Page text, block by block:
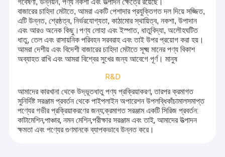
বাজারের চাহিদা মেটাতে, আমরা একটি পেশাদার প্রযুক্তিগত দল দিয়ে সজ্জিত,
এটি উন্নত, শ্রেষ্ঠত্ব, নির্ভরযোগ্যতা, কাঠামোর স্থায়িত্ব, নকশা, উপাদান
এবং আরও অনেক কিছু।পণ্য লোহা এবং ইস্পাত, ধাতুবিদ্যা, অলৌহঘটিত
ধাতু, তেল এবং রাসায়নিক পরিবহন সরবরাহ এবং তাই উপর প্রয়োগ করা হয়।
আমরা দেশীয় এবং বিদেশী বাজারের চাহিদা মেটাতে সূক্ষ্ম মানের পণ্য বিকাশ
অব্যাহত রাখি এবং আমরা বিশ্বের সুখের জন্য আবেগে পূর্ণ। মানুষ
R&D
আমাদের কারখানা থেকে উদ্ভূতধাতু পণ্য প্রক্রিয়াকরণ, তারপর ক্রমাগত
সুনির্দিষ্ট সরঞ্জাম প্রবর্তন থেকে পাইপলাইন অপারেশন উপলব্ধিকাঁচামালসমাপ্ত
পণ্যের গভীর প্রক্রিয়াকরণের জন্য;ক্রমাগত সরঞ্জাম একটি সিরিজ প্রবর্তন:
কাটামেশিন,পাঞ্চার, নমন মেশিন,পরীক্ষার সরঞ্জাম এবং তাই, আমাদের উত্পাদন
ক্ষমতা এবং পণ্যের গুণমানকে ব্যাপকভাবে উন্নত করে।